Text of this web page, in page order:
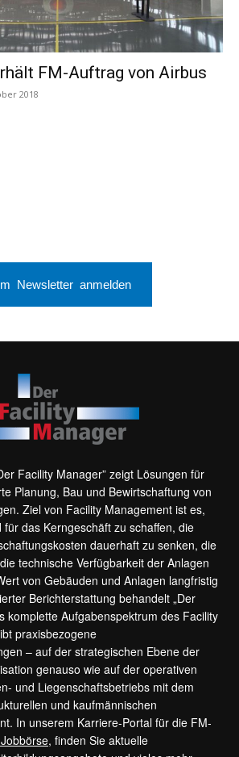
FM-Auftrag von Airbus
2018
Newsletter anmelden
Facility Manager” zeigt Lösungen für
Planung, Bau und Bewirtschaftung von
Ziel von Facility Management ist es,
das Kerngeschäft zu schaffen, die
dauerhaft zu senken, die
technische Verfügbarkeit der Anlagen
von Gebäuden und Anlagen langfristig
Berichterstattung behandelt „Der
komplette Aufgabenspektrum des Facility
praxisbezogene
– auf der strategischen Ebene der
genauso wie auf der operativen
und Liegenschaftsbetriebs mit dem
und kaufmännischen
In unserem Karriere-Portal für die FM-
, finden Sie aktuelle